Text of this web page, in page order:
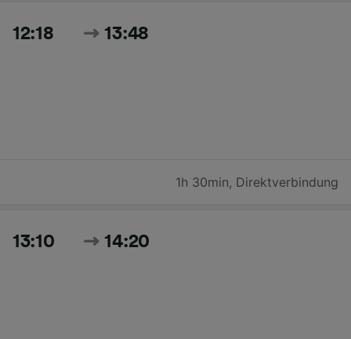
12:18 13:48
1h 30min, Direktverbindung
13:10 14:20